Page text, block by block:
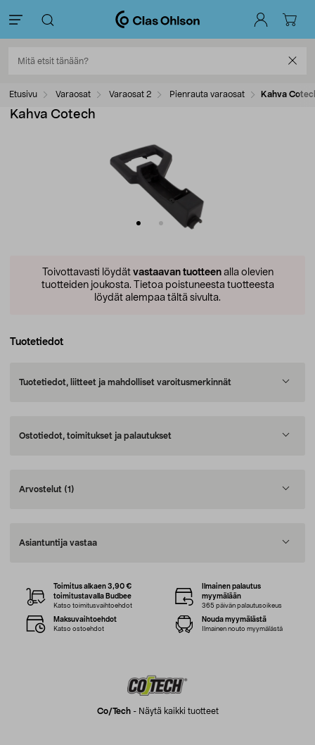
Etusivu Varaosat Varaosat 2 Pienrauta varaosat Kahva
Kahva Cotech
Toivottavasti löydät vastaavan tuotteenalla olevien
tuotteiden joukosta. Tietoa poistuneesta tuotteesta
löydät alempaa tältä sivulta.
Tuotetiedot
Tuotetiedot, liitteet ja mahdolliset varoitusmerkinnät
Ostotiedot, toimitukset ja palautukset
Arvostelut (1)
Asiantuntija vastaa
Co/tech- Näytä kaikki tuotteet
Toimitus alkaen 3,90 €
toimitustavalla Budbee
Katso toimitusvaihtoehdot
Ilmainen palautus
myymälään
365 päivän palautusoikeus
Maksuvaihtoehdot
Katso ostoehdot
Nouda myymälästä
Ilmainen nouto myymälästä